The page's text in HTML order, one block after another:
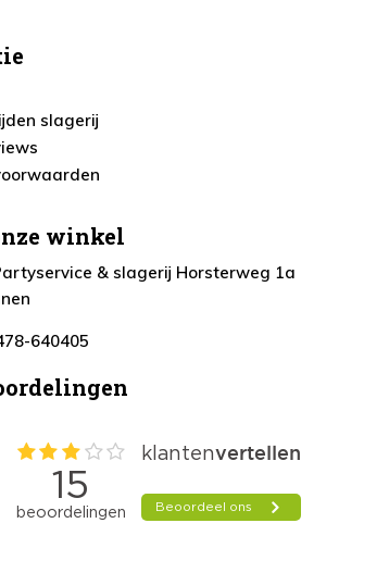
slagerij
winkel
& slagerij Horsterweg 1a
640405